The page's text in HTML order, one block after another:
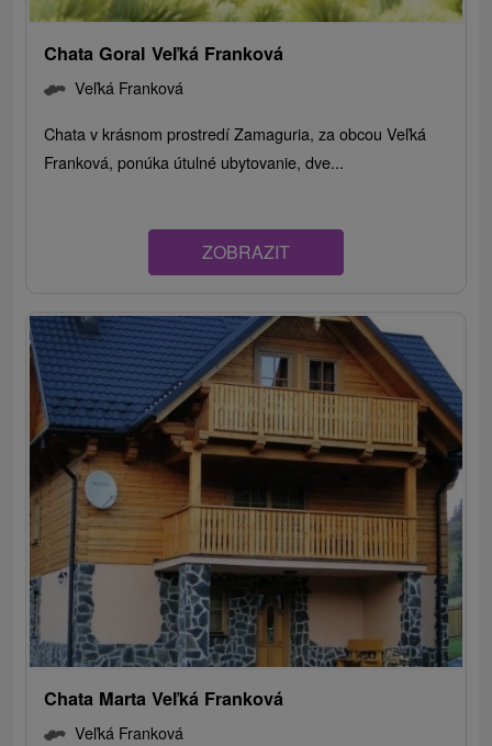
Chata Goral Veľká Franková
Veľká Franková
Chata v krásnom prostredí Zamaguria, za obcou Veľká
Franková, ponúka útulné ubytovanie, dve...
ZOBRAZIT
Chata Marta Veľká Franková
Veľká Franková